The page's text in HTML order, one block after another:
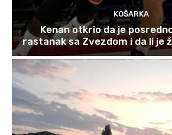
KOŠARKA
Kenan otkrio da je
rastanak sa Zvezdom i da li je